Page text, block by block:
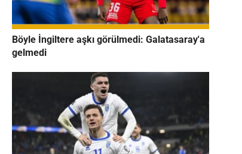
Böyle İngiltere aşkı görülmedi: Galatasaray'a
gelmedi